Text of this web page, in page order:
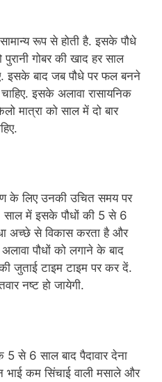
रूप से होती है. इसके पौधे
गोबर की खाद हर साल
इसके बाद जब पौधे पर फल बनने
इसके अलावा रासायनिक
मात्रा को साल में दो बार
के लिए उनकी उचित समय पर
साल में इसके पौधों की 5 से 6
अच्छे से विकास करता है और
पौधों को लगाने के बाद
जुताई टाइम टाइम पर कर दें.
नष्ट हो जायेगी.
से 6 साल बाद पैदावार देना
भाई कम सिंचाई वाली मसाले और